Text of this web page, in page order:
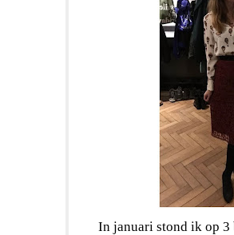
In januari stond ik op 3